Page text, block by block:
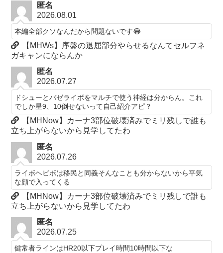
匿名
2026.08.01
本編全部クソなんだから問題ないです😂
【MHWs】序盤の退屈部分やらせるなんてセルフネ
ガキャンにならんか
匿名
2026.07.27
ドシューとバゼライボをマルチで使う神経は分からん。これ
でしか星9、10倒せないって自己紹介アピ？
【MHNow】カーナ3部位破壊済みでミリ残しで誰も
立ち上がらないから見学してたわ
匿名
2026.07.26
ライボヘビボは移民と同義そんなことも分からないから平気
な顔で入ってくる
【MHNow】カーナ3部位破壊済みでミリ残しで誰も
立ち上がらないから見学してたわ
匿名
2026.07.25
健常者ラインはHR20以下プレイ時間10時間以下な